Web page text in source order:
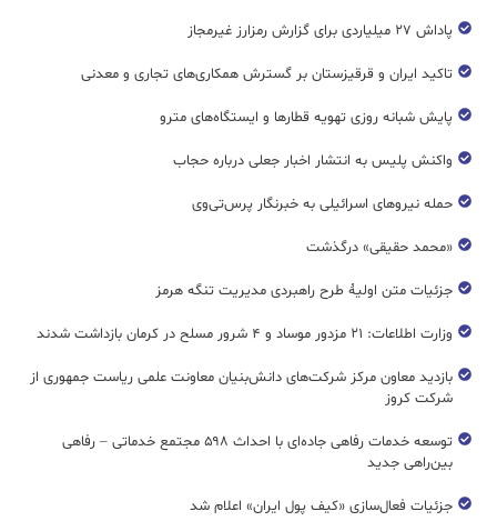
پاداش ۲۷ میلیاردی برای گزارش رمزارز غیرمجاز
تاکید ایران و قرقیزستان بر گسترش همکاری‌های تجاری و معدنی
پایش شبانه روزی تهویه قطار‌ها و ایستگاه‌های مترو
واکنش پلیس به انتشار اخبار جعلی درباره حجاب
حمله نیروهای اسرائیلی به خبرنگار پرس‌تی‌وی
«محمد حقیقی» درگذشت
جزئیات متن اولیۀ طرح راهبردی مدیریت تنگه هرمز
وزارت اطلاعات: ۲۱ مزدور موساد و ۴ شرور مسلح در کرمان بازداشت شدند
بازدید معاون مرکز شرکت‌های دانش‌بنیان معاونت علمی ریاست جمهوری از
شرکت کروز
توسعه خدمات رفاهی جاده‌ای با احداث ۵۹۸ مجتمع خدماتی – رفاهی
بین‌راهی جدید
جزئیات فعال‌سازی «کیف پول ایران» اعلام شد